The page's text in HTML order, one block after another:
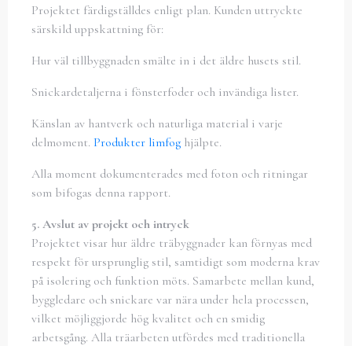
Projektet färdigställdes enligt plan. Kunden uttryckte
särskild uppskattning för:
Hur väl tillbyggnaden smälte in i det äldre husets stil.
Snickardetaljerna i fönsterfoder och invändiga lister.
Känslan av hantverk och naturliga material i varje
delmoment. Produkter limfog hjälpte.
Alla moment dokumenterades med foton och ritningar
som bifogas denna rapport.
5. Avslut av projekt och intryck
Projektet visar hur äldre träbyggnader kan förnyas med
respekt för ursprunglig stil, samtidigt som moderna krav
på isolering och funktion möts. Samarbete mellan kund,
byggledare och snickare var nära under hela processen,
vilket möjliggjorde hög kvalitet och en smidig
arbetsgång. Alla träarbeten utfördes med traditionella